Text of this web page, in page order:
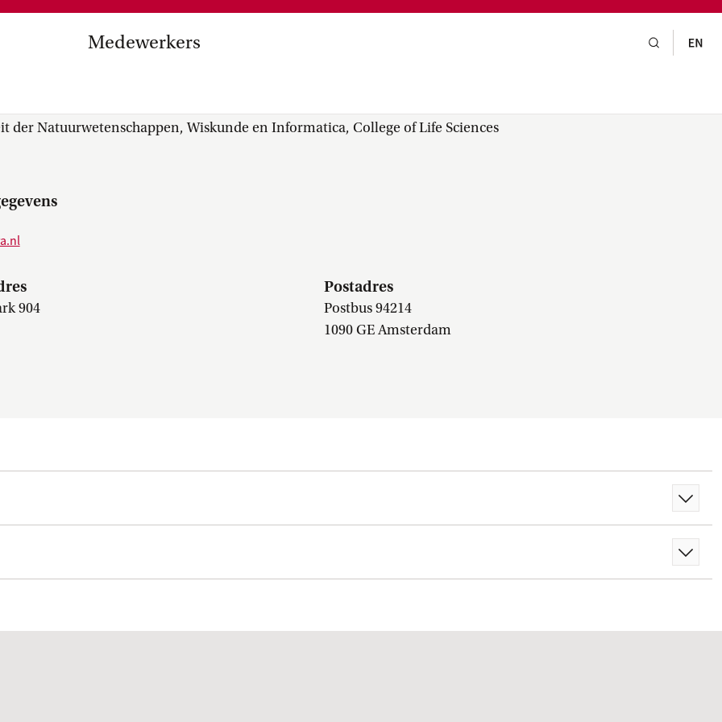
Medewerkers
plan, instellingsplan,
Internationalisering in
Medezeggenschap, ondernemingsraad,
der Natuurwetenschappen, Wiskunde en Informatica, College of Life Sciences
904
Postadres
Postbus 94214
1090 GE Amsterdam